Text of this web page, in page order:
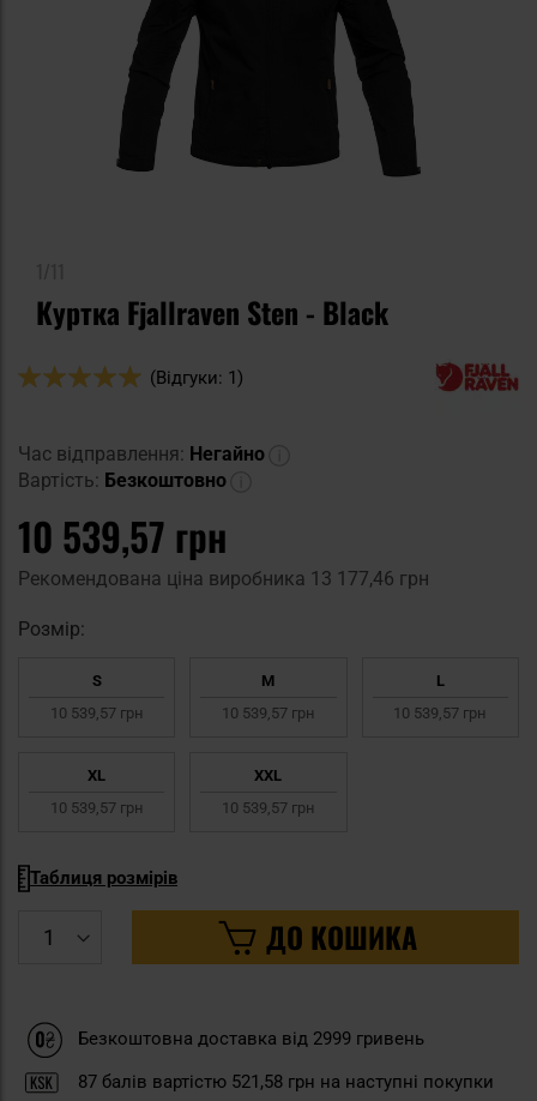
Куртка Fjallraven Sten - Black
Оцінка:
(Відгуки: 1)
Час відправлення: Негайно
Вартість: Безкоштовно
10 539,57 грн
Рекомендована ціна виробника 13 177,46 грн
Pозмір:
S
10 539,57 грн
M
10 539,57 грн
L
10 539,57 грн
XL
10 539,57 грн
XXL
10 539,57 грн
Таблиця розмірів
ДО КОШИКА
Безкоштовна доставка від 2999 гривень
87 балів вартістю 521,58 грн на наступні покупки